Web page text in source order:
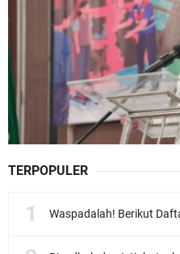
TERPOPULER
Waspadalah! Berikut Daftar Ulama